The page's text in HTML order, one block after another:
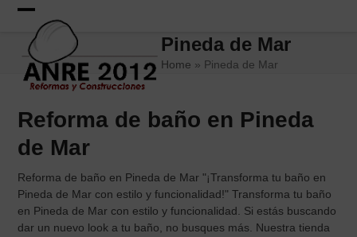
Skip
content
Open
mobile
menu
Close
mobile
menu
Pineda de Mar
Home » Pineda de Mar
Reforma de baño en Pineda
de Mar
Reforma de baño en Pineda de Mar "¡Transforma tu baño en
Pineda de Mar con estilo y funcionalidad!" Transforma tu baño
en Pineda de Mar con estilo y funcionalidad. Si estás buscando
dar un nuevo look a tu baño, no busques más. Nuestra tienda